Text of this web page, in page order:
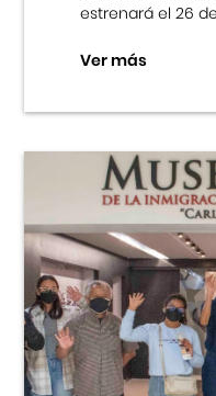
estrenará el 26
Ver más